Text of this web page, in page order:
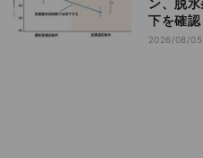
下を確認
2026/08/